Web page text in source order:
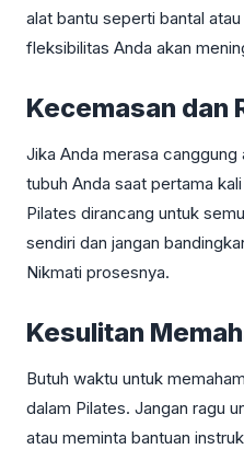
alat bantu seperti bantal
fleksibilitas Anda akan
Kecemasan dan
Jika Anda merasa canggung
tubuh Anda saat pertama
Pilates dirancang untuk
sendiri dan jangan
Nikmati prosesnya.
Kesulitan
Butuh waktu untuk
dalam Pilates. Jangan ragu
atau meminta bantuan